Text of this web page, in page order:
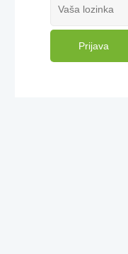
Prijava